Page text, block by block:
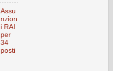
Assu
nzion
i RAI
per
34
posti